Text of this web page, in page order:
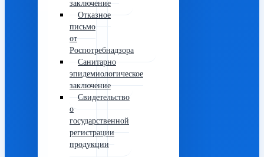
заключение
Отказное
письмо
от
Роспотребнадзора
Санитарно
эпидемиологическое
заключение
Свидетельство
о
государственной
регистрации
продукции